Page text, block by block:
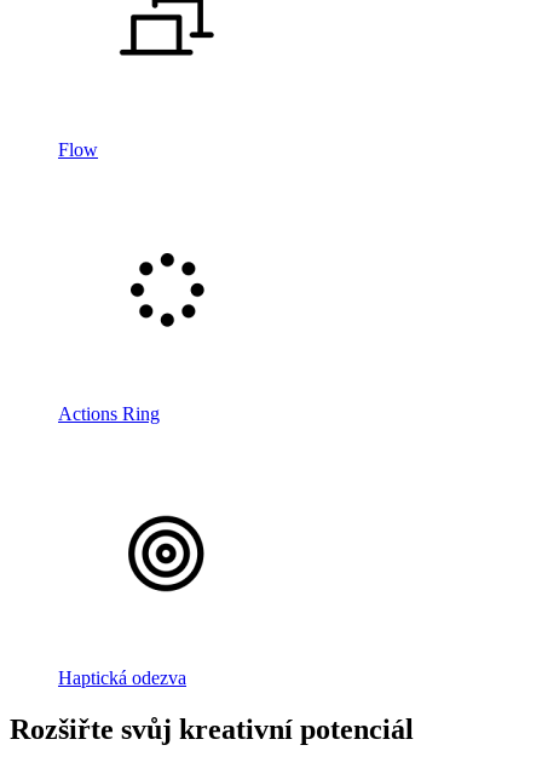
Flow
Actions Ring
Haptická odezva
Rozšiřte svůj kreativní potenciál